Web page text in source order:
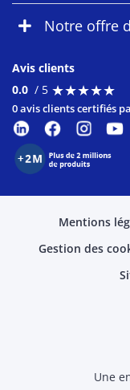
Notre offre
Avis clients
0.0 / 5 ★★★★★
★★★★★
0 avis clients certifiés
Mentions
Gestion des
Une